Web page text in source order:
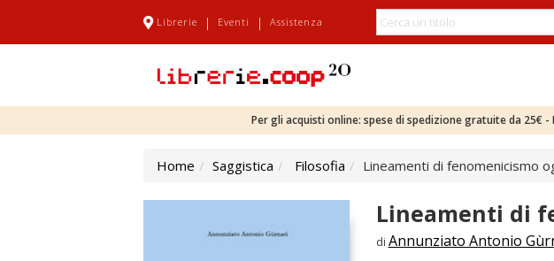
Librerie | Eventi | Assistenza
Per gli acquisti online: spese di spedizione gratuite da 25€
Home Saggistica Filosofia Lineamenti di fenomenicismo
Lineamenti di
di Annunziato Antonio